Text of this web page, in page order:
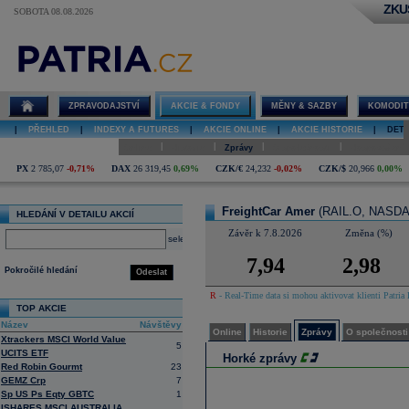
SOBOTA 08.08.2026
FreightCar
Amer online
ZPRAVODAJSTVÍ AKCIE & FONDY MĚNY & SAZBY
PŘEHLED INDEXY A FUTURES AKCIE ONLINE AKCIE HISTORIE
Zprávy
PX 2 785,07 -0,71% DAX 26 319,45 0,69% CZK/€ 24,232 -0,02% CZK/$ 20,966 0,00%
HLEDÁNÍ V DETAILU AKCIÍ
select
Odeslat
Pokročilé hledání
TOP AKCIE
Název
Návštěvy
Xtrackers MSCI World Value
UCITS ETF
5
Red Robin Gourmt
23
GEMZ Crp
7
Sp US Ps Eqty GBTC
1
FreightCar Amer (RAIL.O,
Závěr k 7.8.2026 Změna (%)
7,94 2,98
R - Real-Time data si mohou aktivovat klienti
Online Historie Zprávy O společnosti
Horké zprávy